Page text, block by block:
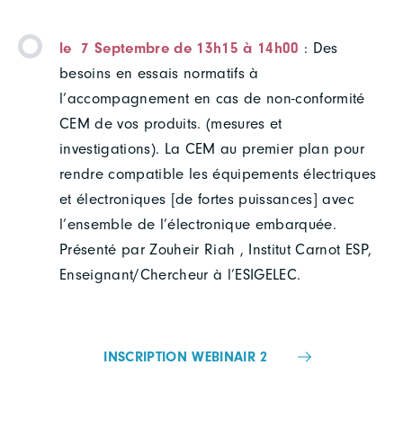
le 7 Septembre de 13h15 à 14h00 : Des
besoins en essais normatifs à
l’accompagnement en cas de non-conformité
CEM de vos produits. (mesures et
investigations). La CEM au premier plan pour
rendre compatible les équipements électriques
et électroniques [de fortes puissances] avec
l’ensemble de l’électronique embarquée.
Présenté par Zouheir Riah , Institut Carnot ESP,
Enseignant/Chercheur à l’ESIGELEC.
INSCRIPTION WEBINAIR 2